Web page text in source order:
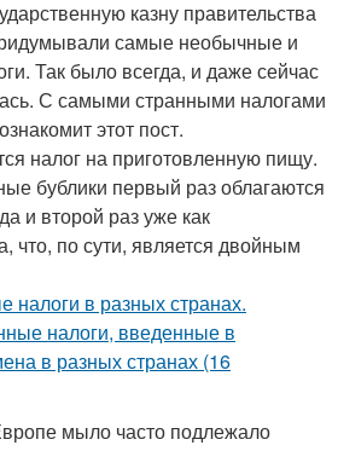
казну правительства
самые необычные и
Так было всегда, и даже сейчас
С самыми странными налогами
этот пост.
налог на приготовленную пищу.
бублики первый раз облагаются
и второй раз уже как
что, по сути, является двойным
мыло часто подлежало